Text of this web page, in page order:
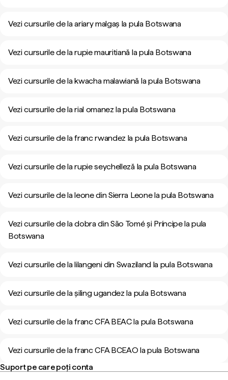
Vezi cursurile de la ariary malgaș la pula Botswana
Vezi cursurile de la rupie mauritiană la pula Botswana
Vezi cursurile de la kwacha malawiană la pula Botswana
Vezi cursurile de la rial omanez la pula Botswana
Vezi cursurile de la franc rwandez la pula Botswana
Vezi cursurile de la rupie seychelleză la pula Botswana
Vezi cursurile de la leone din Sierra Leone la pula Botswana
Vezi cursurile de la dobra din São Tomé și Príncipe la pula
Botswana
Vezi cursurile de la lilangeni din Swaziland la pula Botswana
Vezi cursurile de la șiling ugandez la pula Botswana
Vezi cursurile de la franc CFA BEAC la pula Botswana
Vezi cursurile de la franc CFA BCEAO la pula Botswana
Suport pe care poți conta